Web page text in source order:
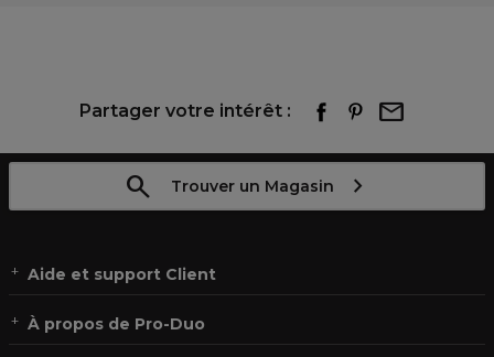
Partager votre intérêt :
Trouver un Magasin
Aide et support Client
À propos de Pro-Duo